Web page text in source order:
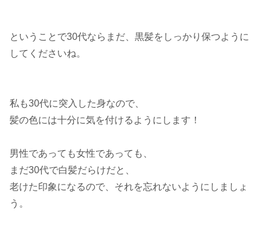
ということで30代ならまだ、黒髪をしっかり保つように
してくださいね。
私も30代に突入した身なので、
髪の色には十分に気を付けるようにします！
男性であっても女性であっても、
まだ30代で白髪だらけだと、
老けた印象になるので、それを忘れないようにしましょ
う。